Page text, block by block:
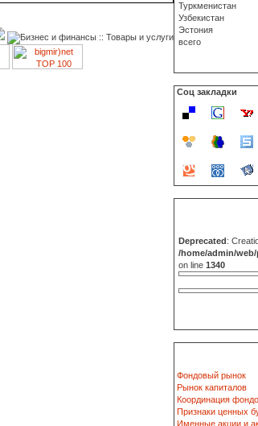
Туркменистан
Узбекистан
Эстония
всего
Соц закладки
Deprecated:
/home/admin/
on line 1340
Фондовый рынок
Рынок капиталов
Координация
Признаки ценных
Именные акции и